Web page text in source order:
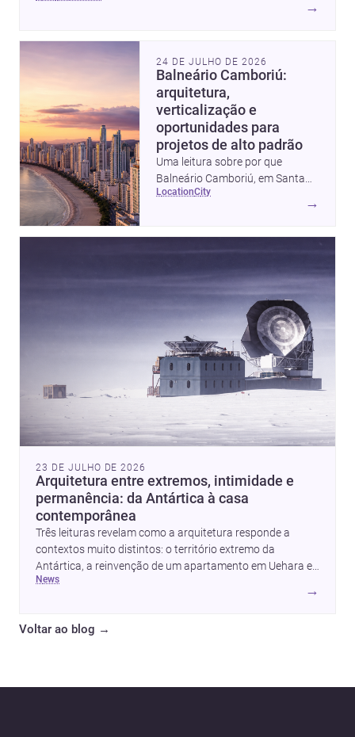
→
24 DE JULHO DE 2026
Balneário Camboriú:
arquitetura,
verticalização e
oportunidades para
projetos de alto padrão
Uma leitura sobre por que
Balneário Camboriú, em Santa
Catarina, virou referência em
location city
→
23 DE JULHO DE 2026
Arquitetura entre extremos, intimidade e
permanência: da Antártica à casa
contemporânea
Três leituras revelam como a arquitetura responde a
contextos muito distintos: o território extremo da
Antártica, a reinvenção de um apartamento em Uehara e
a criação de uma casa que equilibra abrigo, luz e
redefinir o projeto arquitetônico.
news
→
Voltar ao blog →